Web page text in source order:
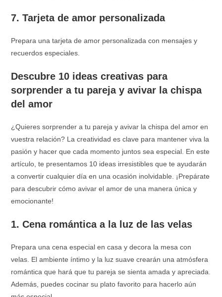
7. Tarjeta de amor personalizada
Prepara una tarjeta de amor personalizada con mensajes y
recuerdos especiales.
Descubre 10 ideas creativas para
sorprender a tu pareja y avivar la chispa
del amor
¿Quieres sorprender a tu pareja y avivar la chispa del amor en
vuestra relación? La creatividad es clave para mantener viva la
pasión y hacer que cada momento juntos sea especial. En este
artículo, te presentamos 10 ideas irresistibles que te ayudarán
a convertir cualquier día en una ocasión inolvidable. ¡Prepárate
para descubrir cómo avivar el amor de una manera única y
emocionante!
1. Cena romántica a la luz de las velas
Prepara una cena especial en casa y decora la mesa con
velas. El ambiente íntimo y la luz suave crearán una atmósfera
romántica que hará que tu pareja se sienta amada y apreciada.
Además, puedes cocinar su plato favorito para hacerlo aún